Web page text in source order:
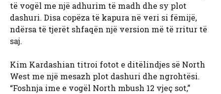
të vogël me një adhurim të madh dhe sy plot
dashuri. Disa copëza të kapura në veri si fëmijë,
ndërsa të tjerët shfaqën një version më të rritur të
saj.
Kim Kardashian titroi fotot e ditëlindjes së North
West me një mesazh plot dashuri dhe ngrohtësi.
“Foshnja ime e vogël North mbush 12 vjeç sot,”